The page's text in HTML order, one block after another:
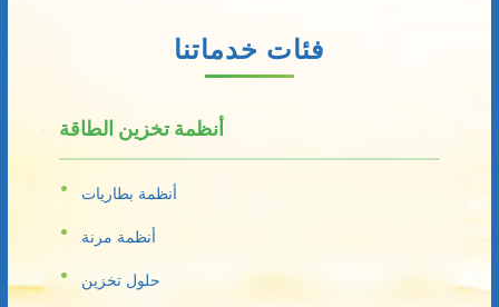
فئات خدماتنا
أنظمة تخزين الطاقة
أنظمة بطاريات
أنظمة مرنة
حلول تخزين